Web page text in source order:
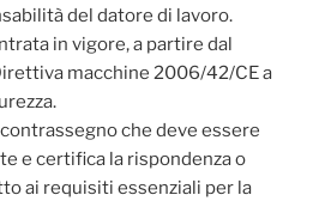
del datore di lavoro.
in vigore, a partire dal
macchine 2006/42/CE a
che deve essere
e certifica la rispondenza o
ai requisiti essenziali per la